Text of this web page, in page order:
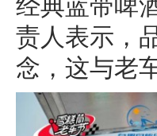
经典蓝带啤
责人表示，
念，这与老